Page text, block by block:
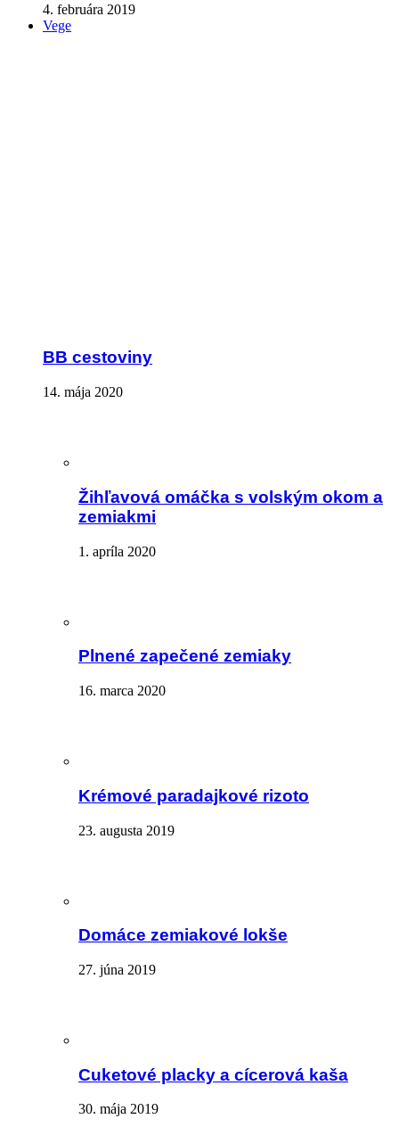
4. februára 2019
Vege
BB cestoviny
14. mája 2020
Žihľavová omáčka s volským okom a
zemiakmi
1. apríla 2020
Plnené zapečené zemiaky
16. marca 2020
Krémové paradajkové rizoto
23. augusta 2019
Domáce zemiakové lokše
27. júna 2019
Cuketové placky a cícerová kaša
30. mája 2019